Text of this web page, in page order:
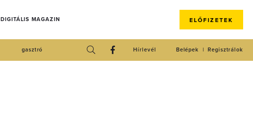
DIGITÁLIS MAGAZIN ELŐFIZETEK
gasztró Regisztrálok
Belépek
Hírlevél